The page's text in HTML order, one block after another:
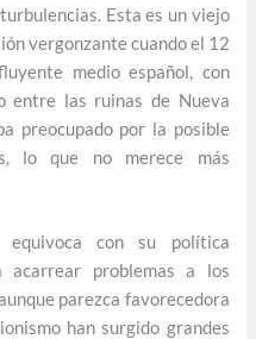
Esta es un viejo
vergonzante cuando el 12
medio español, con
entre las ruinas de Nueva
preocupado por la posible
lo que no merece más
con su política
acarrear problemas a los
parezca favorecedora
han surgido grandes